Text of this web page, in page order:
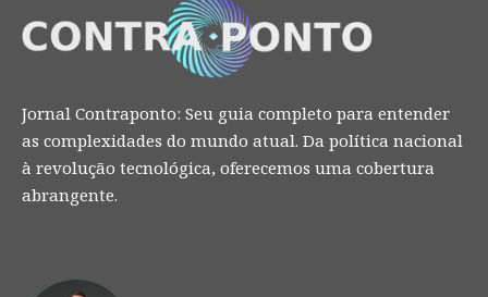
Jornal Contraponto: Seu guia completo para entender
as complexidades do mundo atual. Da política nacional
à revolução tecnológica, oferecemos uma cobertura
abrangente.